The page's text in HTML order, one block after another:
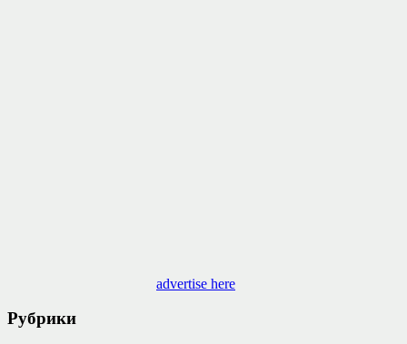
advertise here
Рубрики